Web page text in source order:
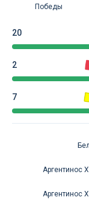
Победы
20
2
7
Аргентинос
Аргентинос